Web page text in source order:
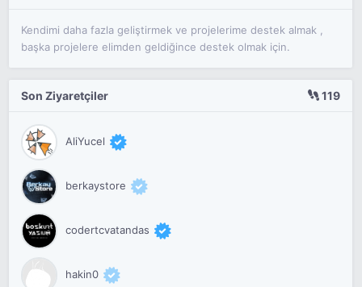
Kendimi daha fazla geliştirmek ve projelerime destek almak ,
başka projelere elimden geldiğince destek olmak için.
Son Ziyaretçiler 119
AliYucel
berkaystore
codertcvatandas
hakin0